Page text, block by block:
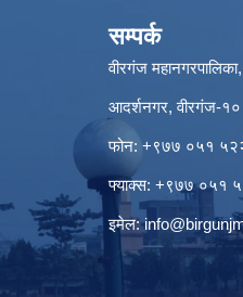
सम्पर्क
वीरगंज
आदर्शनगर, वीरगंज-१०
फोन: +९७७ ०५१
फ्याक्स: +९७७ ०५१
इमेल: